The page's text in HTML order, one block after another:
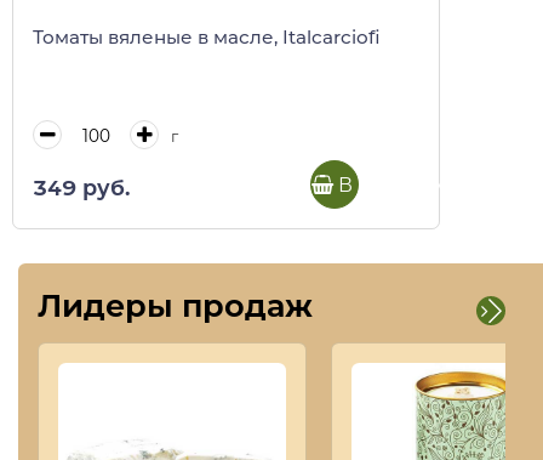
Томаты вяленые в масле, Italcarciofi
г
349 руб. В корзину
Лидеры продаж